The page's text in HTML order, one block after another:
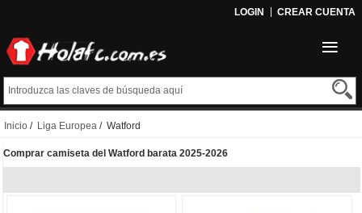
LOGIN CREAR CUENTA
Inicio / Liga Europea / Watford
Comprar camiseta del Watford barata 2025-2026